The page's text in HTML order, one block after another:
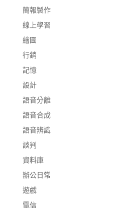
簡報製作
線上學習
繪圖
行銷
記憶
設計
語音分離
語音合成
語音辨識
談判
資料庫
辦公日常
遊戲
電信